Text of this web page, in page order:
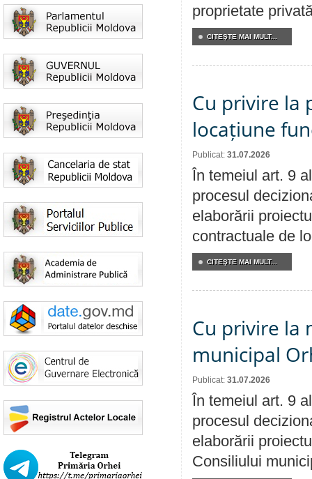
proprietate
CITEŞTE MAI MULT...
Cu privire la
locațiune
Publicat: 31.07.2026
În temeiul art. 9
procesul
elaborării
contractuale de
CITEŞTE MAI MULT...
Cu privire la
municipal
Publicat: 31.07.2026
În temeiul art. 9
procesul
elaborării
Consiliului